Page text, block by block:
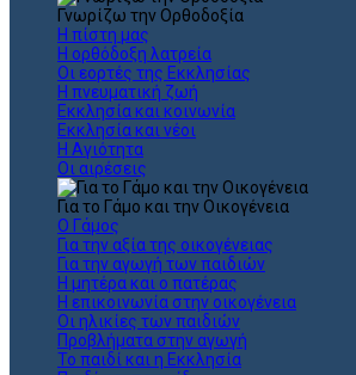
Γνωρίζω την Ορθοδοξία
Η πίστη μας
Η ορθόδοξη λατρεία
Οι εορτές της Εκκλησίας
Η πνευματική ζωή
Εκκλησία και κοινωνία
Εκκλησία και νέοι
Η Αγιότητα
Οι αιρέσεις
Για το Γάμο και την Οικογένεια
Ο Γάμος
Για την αξία της οικογένειας
Για την αγωγή των παιδιών
Η μητέρα και ο πατέρας
Η επικοινωνία στην οικογένεια
Οι ηλικίες των παιδιών
Προβλήματα στην αγωγή
Το παιδί και η Εκκλησία